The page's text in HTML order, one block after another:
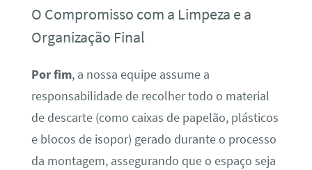
O Compromisso com a Limpeza e a
Organização Final
Por fim, a nossa equipe assume a
responsabilidade de recolher todo o material
de descarte (como caixas de papelão, plásticos
e blocos de isopor) gerado durante o processo
da montagem, assegurando que o espaço seja